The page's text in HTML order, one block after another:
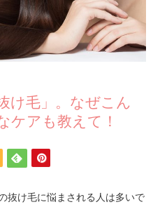
け毛」。なぜこん
ケアも教えて！
抜け毛に悩まされる人は多いで